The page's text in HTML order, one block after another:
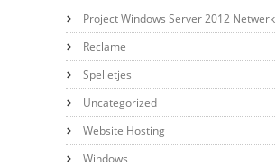
Project Windows Server 2012 Netwerk
Reclame
Spelletjes
Uncategorized
Website Hosting
Windows